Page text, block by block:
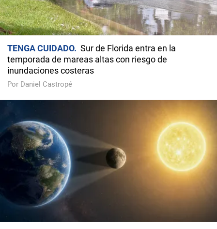
TENGA CUIDADO
Sur de Florida entra en la
temporada de mareas altas con riesgo de
inundaciones costeras
Por Daniel Castropé